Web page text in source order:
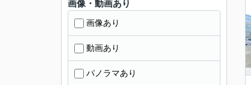
画像・動画あり
画像あり
動画あり
パノラマあり